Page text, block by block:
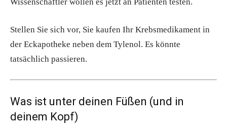
Stellen Sie sich vor, Sie kaufen Ihr Krebsmedikament in
der Eckapotheke neben dem Tylenol. Es könnte
tatsächlich passieren.
Was ist unter deinen Füßen (und in
deinem Kopf)